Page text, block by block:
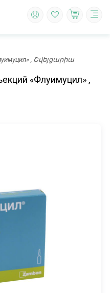
, Շվեյցարիա
«Флуимуцил» ,